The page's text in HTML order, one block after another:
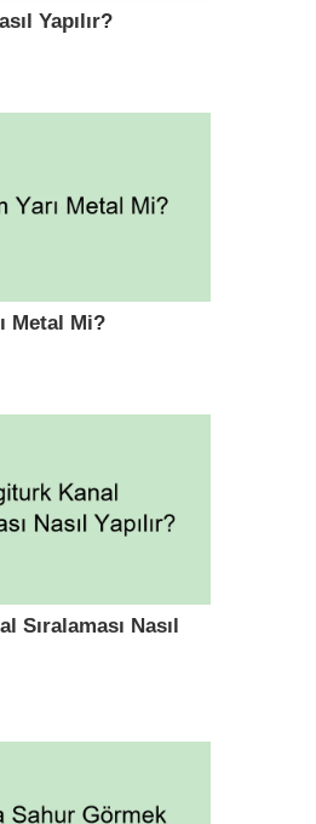
Yapılır?
Metal Mi?
Sıralaması Nasıl